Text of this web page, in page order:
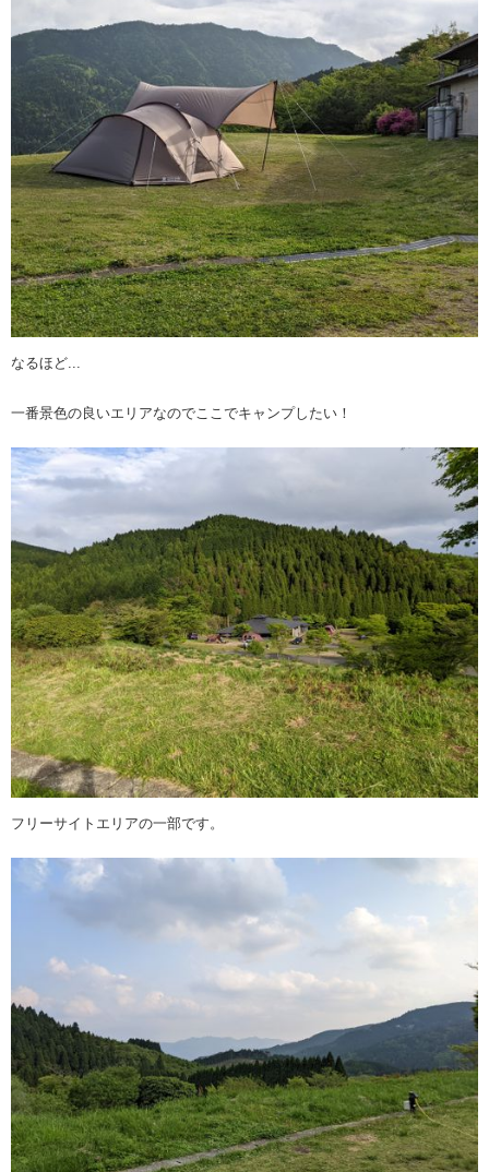
なるほど...
一番景色の良いエリアなのでここでキャンプしたい！
フリーサイトエリアの一部です。